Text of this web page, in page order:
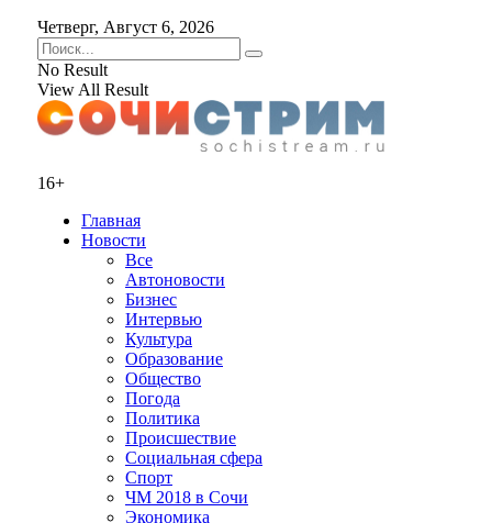
Четверг, Август 6, 2026
No Result
View All Result
16+
Главная
Новости
Все
Автоновости
Бизнес
Интервью
Культура
Образование
Общество
Погода
Политика
Происшествие
Социальная сфера
Спорт
ЧМ 2018 в Сочи
Экономика